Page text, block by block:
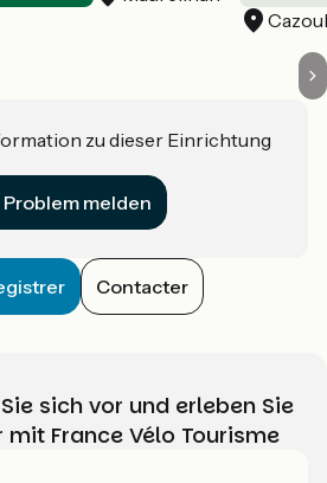
zu dieser Einrichtung
Problem melden
Contacter
sich vor und erleben Sie
mit France Vélo Tourisme